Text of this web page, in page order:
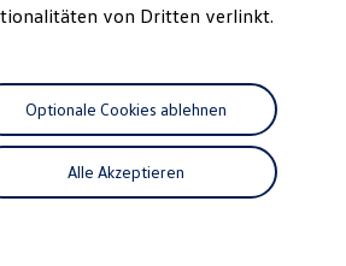
Strom
für Privatkunden
für Gewerbekunden
und Ladekabel
Laden
Kosten der Elektrofahrzeuge
Leistungen
- Multivan -
von Dritten verlinkt.
Alle Akzeptieren
Optionale Cookies ablehnen